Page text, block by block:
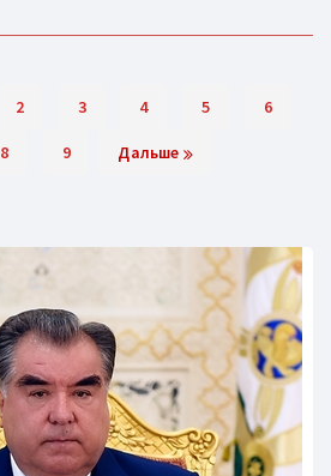
2 3 4 5 6
8 9 Дальше